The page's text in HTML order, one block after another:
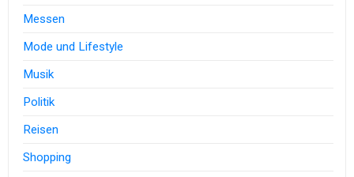
Messen
Mode und Lifestyle
Musik
Politik
Reisen
Shopping